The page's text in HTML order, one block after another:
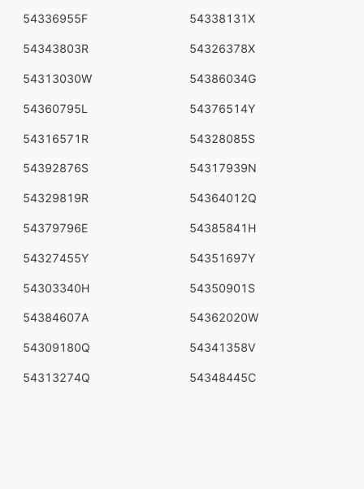
54336955F 54338131X
54343803R 54326378X
54313030W 54386034G
54360795L 54376514Y
54316571R 54328085S
54392876S 54317939N
54329819R 54364012Q
54379796E 54385841H
54327455Y 54351697Y
54303340H 54350901S
54384607A 54362020W
54309180Q 54341358V
54313274Q 54348445C